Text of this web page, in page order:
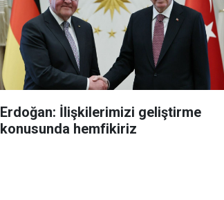
Erdoğan: İlişkilerimizi geliştirme
konusunda hemfikiriz